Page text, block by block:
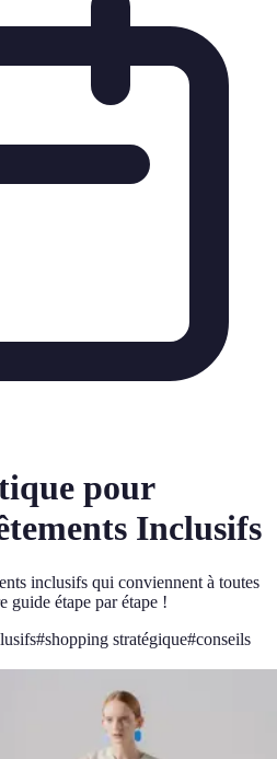
pour
Inclusifs
inclusifs qui conviennent à toutes
guide étape par étape !
#shopping stratégique#conseils